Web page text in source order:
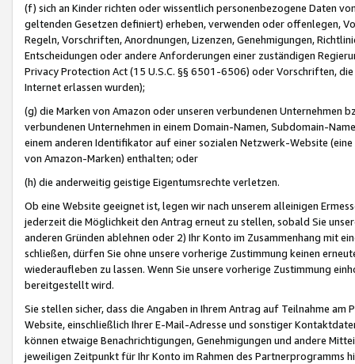
(f) sich an Kinder richten oder wissentlich personenbezogene Daten
geltenden Gesetzen definiert) erheben, verwenden oder offenlegen,
Regeln, Vorschriften, Anordnungen, Lizenzen, Genehmigungen,
Entscheidungen oder andere Anforderungen einer zuständigen
Privacy Protection Act (15 U.S.C. §§ 6501-6506) oder Vorschriften,
Internet erlassen wurden);
(g) die Marken von Amazon oder unseren verbundenen Unternehmen
verbundenen Unternehmen in einem Domain-Namen, Subdomain-
einem anderen Identifikator auf einer sozialen Netzwerk-Website
von Amazon-Marken) enthalten; oder
(h) die anderweitig geistige Eigentumsrechte verletzen.
Ob eine Website geeignet ist, legen wir nach unserem alleinigen
jederzeit die Möglichkeit den Antrag erneut zu stellen, sobald Sie
anderen Gründen ablehnen oder 2) Ihr Konto im Zusammenhang mit
schließen, dürfen Sie ohne unsere vorherige Zustimmung keinen
wiederaufleben zu lassen. Wenn Sie unsere vorherige Zustimmung
bereitgestellt wird.
Sie stellen sicher, dass die Angaben in Ihrem Antrag auf Teilnahme
Website, einschließlich Ihrer E-Mail-Adresse und sonstiger
können etwaige Benachrichtigungen, Genehmigungen und andere
jeweiligen Zeitpunkt für Ihr Konto im Rahmen des Partnerprogramms